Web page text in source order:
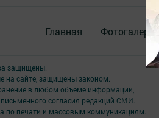
Главная Фотогалереи
защищены.
сайте, защищены законом.
в любом объеме информации,
согласия редакций СМИ.
по печати и массовым коммуникациям.